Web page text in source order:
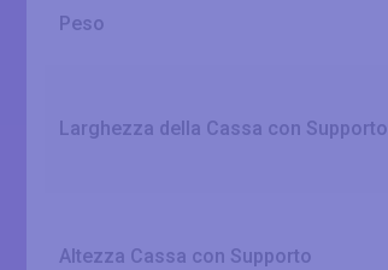
Peso
Larghezza della Cassa con Supporto
Altezza Cassa con Supporto